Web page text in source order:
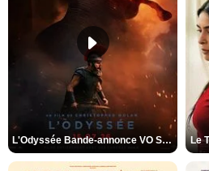
L'Odyssée Bande-annonce VO STFR Le